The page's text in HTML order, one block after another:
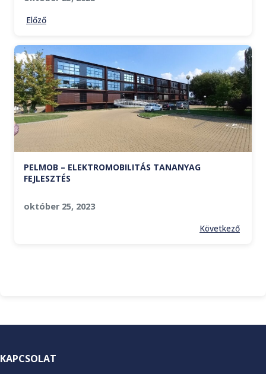
Előző
PELMOB – ELEKTROMOBILITÁS TANANYAG
FEJLESZTÉS
október 25, 2023
Következő
KAPCSOLAT